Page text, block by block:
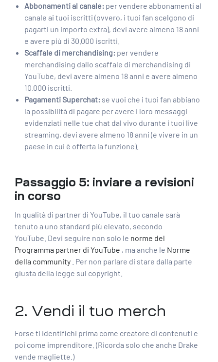
Abbonamenti al canale: per vendere abbonamenti al
canale ai tuoi iscritti (ovvero, i tuoi fan scelgono di
pagarti un importo extra), devi avere almeno 18 anni
e avere più di 30.000 iscritti.
Scaffale di merchandising: per vendere
merchandising dallo scaffale di merchandising di
YouTube, devi avere almeno 18 anni e avere almeno
10.000 iscritti.
Pagamenti Superchat: se vuoi che i tuoi fan abbiano
la possibilità di pagare per avere i loro messaggi
evidenziati nelle tue chat dal vivo durante i tuoi live
streaming, devi avere almeno 18 anni (e vivere in un
paese in cui è offerta la funzione).
Passaggio 5: inviare a revisioni
in corso
In qualità di partner di YouTube, il tuo canale sarà
tenuto a uno standard più elevato, secondo
YouTube. Devi seguire non solo le norme del
Programma partner di YouTube , ma anche le Norme
della community . Per non parlare di stare dalla parte
giusta della legge sul copyright.
2. Vendi il tuo merch
Forse ti identifichi prima come creatore di contenuti e
poi come imprenditore. (Ricorda solo che anche Drake
vende magliette.)